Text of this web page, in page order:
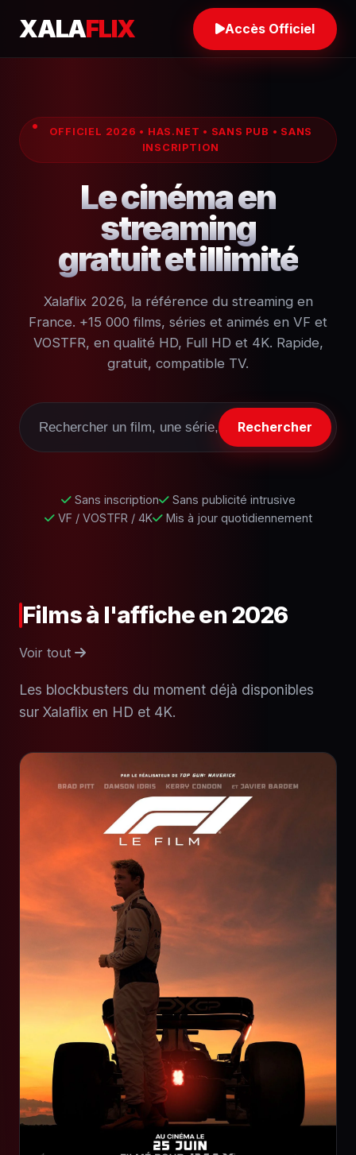
XALAFLIX Accès Officiel
OFFICIEL 2026 • HAS.NET • SANS PUB • SANS
INSCRIPTION
Le cinéma en
streaming
gratuit et illimité
Xalaflix 2026, la référence du streaming en
France. +15 000 films, séries et animés en VF et
VOSTFR, en qualité HD, Full HD et 4K. Rapide,
gratuit, compatible TV.
Rechercher
Sans inscription
Sans publicité intrusive
VF / VOSTFR / 4K
Mis à jour quotidiennement
Films à l'affiche en 2026
Voir tout
Les blockbusters du moment déjà disponibles
sur Xalaflix en HD et 4K.